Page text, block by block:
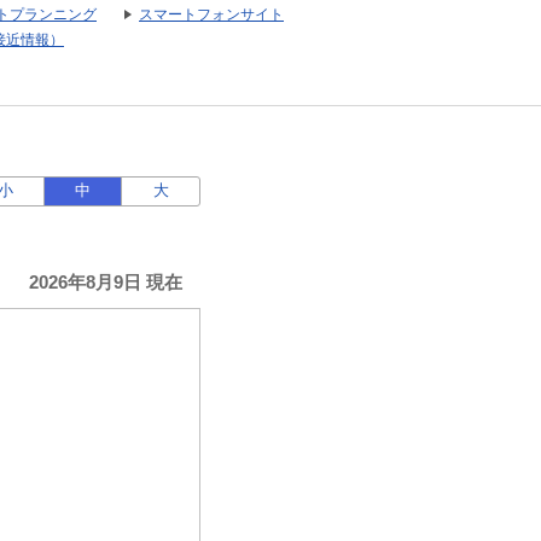
プランニング
スマートフォンサイト
情報）
中 大
2026年8月9日 現在